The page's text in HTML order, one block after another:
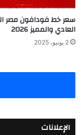
سعر خط فودافون مصر
العادي والمميز 2026
2 يونيو، 2025
الإعلانات